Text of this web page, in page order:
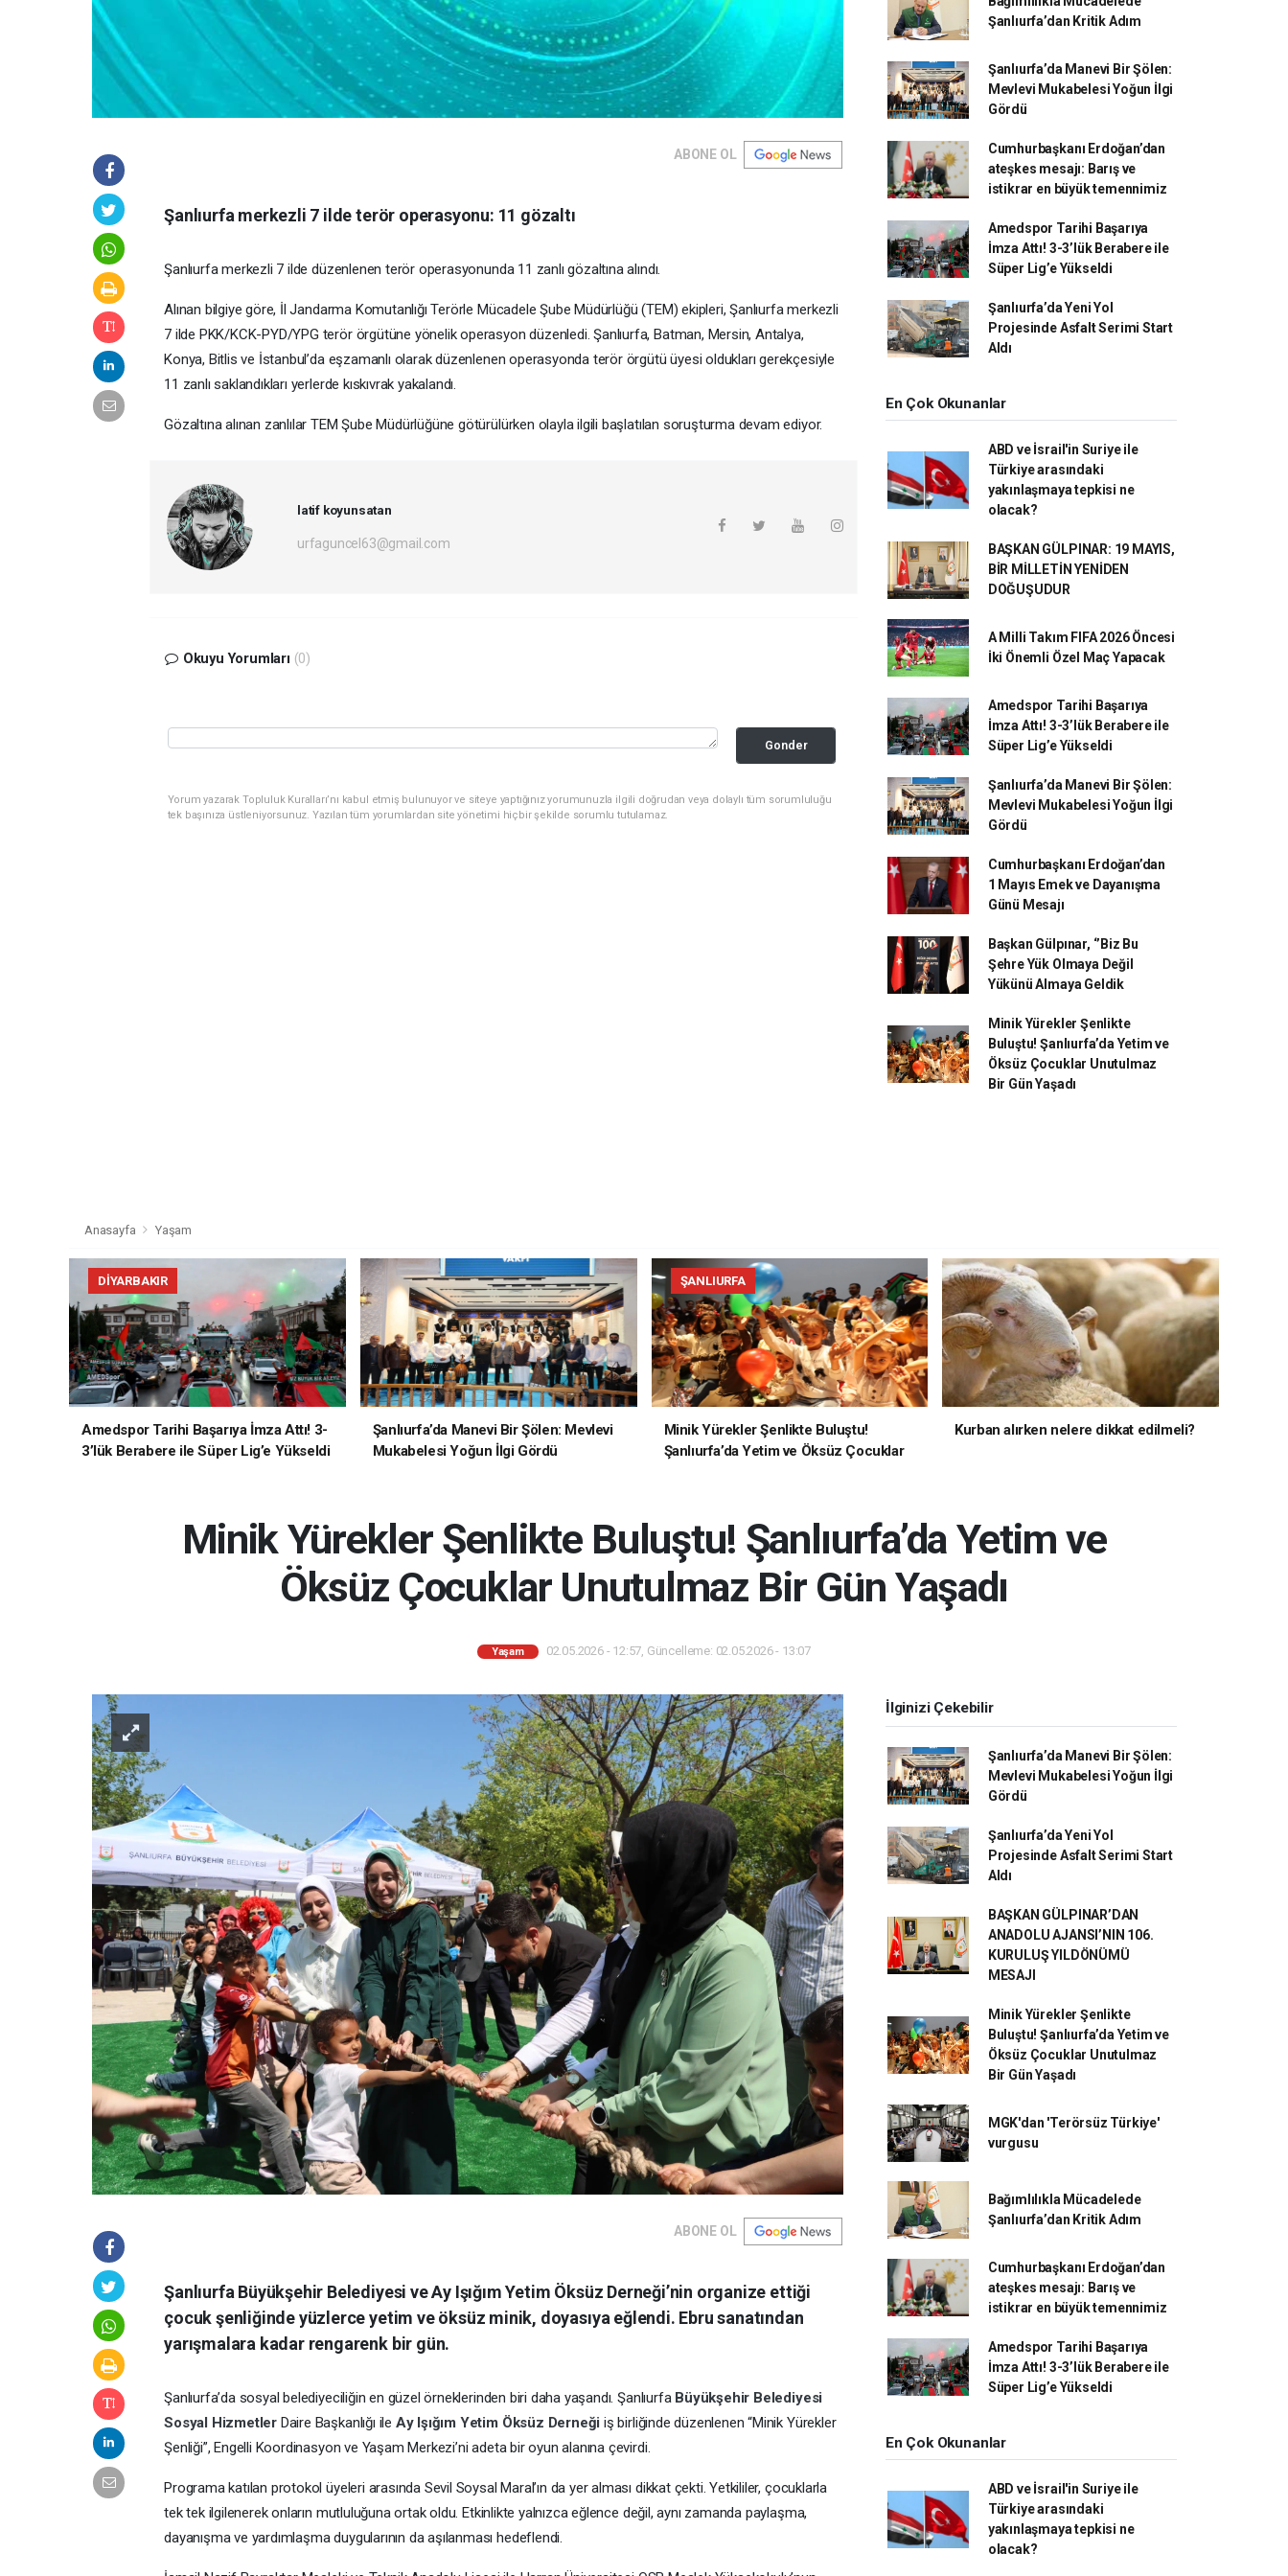
ABONE OL
Şanlıurfa merkezli 7 ilde terör operasyonu: 11 gözaltı
Şanlıurfa merkezli 7 ilde düzenlenen terör operasyonunda 11 zanlı gözaltına alındı.
Alınan bilgiye göre, İl Jandarma Komutanlığı Terörle Mücadele Şube Müdürlüğü (TEM) ekipleri, Şanlıurfa merkezli
7 ilde PKK/KCK-PYD/YPG terör örgütüne yönelik operasyon düzenledi. Şanlıurfa, Batman, Mersin, Antalya,
Konya, Bitlis ve İstanbul’da eşzamanlı olarak düzenlenen operasyonda terör örgütü üyesi oldukları gerekçesiyle
11 zanlı saklandıkları yerlerde kıskıvrak yakalandı.
Gözaltına alınan zanlılar TEM Şube Müdürlüğüne götürülürken olayla ilgili başlatılan soruşturma devam ediyor.
latif koyunsatan
urfaguncel63@gmail.com
Okuyu Yorumları (0)
Gonder
Yorum yazarak Topluluk Kuralları’nı kabul etmiş bulunuyor ve siteye yaptığınız yorumunuzla ilgili doğrudan veya dolaylı tüm sorumluluğu
tek başınıza üstleniyorsunuz. Yazılan tüm yorumlardan site yönetimi hiçbir şekilde sorumlu tutulamaz.
Şanlıurfa’dan Kritik Adım
Şanlıurfa’da Manevi Bir Şölen:
Mevlevi Mukabelesi Yoğun İlgi
Gördü
Cumhurbaşkanı Erdoğan’dan
ateşkes mesajı: Barış ve
istikrar en büyük temennimiz
Amedspor Tarihi Başarıya
İmza Attı! 3-3’lük Berabere ile
Süper Lig’e Yükseldi
Şanlıurfa’da Yeni Yol
Projesinde Asfalt Serimi Start
Aldı
En Çok Okunanlar
ABD ve İsrail'in Suriye ile
Türkiye arasındaki
yakınlaşmaya tepkisi ne
olacak?
BAŞKAN GÜLPINAR: 19 MAYIS,
BİR MİLLETİN YENİDEN
DOĞUŞUDUR
A Milli Takım FIFA 2026 Öncesi
İki Önemli Özel Maç Yapacak
Amedspor Tarihi Başarıya
İmza Attı! 3-3’lük Berabere ile
Süper Lig’e Yükseldi
Şanlıurfa’da Manevi Bir Şölen:
Mevlevi Mukabelesi Yoğun İlgi
Gördü
Cumhurbaşkanı Erdoğan’dan
1 Mayıs Emek ve Dayanışma
Günü Mesajı
Başkan Gülpınar, ‘’Biz Bu
Şehre Yük Olmaya Değil
Yükünü Almaya Geldik
Minik Yürekler Şenlikte
Buluştu! Şanlıurfa’da Yetim ve
Öksüz Çocuklar Unutulmaz
Bir Gün Yaşadı
Anasayfa Yaşam
DIYARBAKIR
Amedspor Tarihi Başarıya İmza Attı! 3-
3’lük Berabere ile Süper Lig’e Yükseldi
Şanlıurfa’da Manevi Bir Şölen: Mevlevi
Mukabelesi Yoğun İlgi Gördü
ŞANLIURFA
Minik Yürekler Şenlikte Buluştu!
Şanlıurfa’da Yetim ve Öksüz Çocuklar
Kurban alırken nelere dikkat edilmeli?
Minik Yürekler Şenlikte Buluştu! Şanlıurfa’da Yetim ve
Öksüz Çocuklar Unutulmaz Bir Gün Yaşadı
Yaşam 02.05.2026 - 12:57, Güncelleme: 02.05.2026 - 13:07
ABONE OL
Şanlıurfa Büyükşehir Belediyesi ve Ay Işığım Yetim Öksüz Derneği’nin organize ettiği
çocuk şenliğinde yüzlerce yetim ve öksüz minik, doyasıya eğlendi. Ebru sanatından
yarışmalara kadar rengarenk bir gün.
Şanlıurfa’da sosyal belediyeciliğin en güzel örneklerinden biri daha yaşandı. Şanlıurfa Büyükşehir Belediyesi
Sosyal Hizmetler Daire Başkanlığı ile Ay Işığım Yetim Öksüz Derneğiiş birliğinde düzenlenen “Minik Yürekler
Şenliği”, Engelli Koordinasyon ve Yaşam Merkezi’ni adeta bir oyun alanına çevirdi.
Programa katılan protokol üyeleri arasında Sevil Soysal Maral’ın da yer alması dikkat çekti. Yetkililer, çocuklarla
tek tek ilgilenerek onların mutluluğuna ortak oldu. Etkinlikte yalnızca eğlence değil, aynı zamanda paylaşma,
dayanışma ve yardımlaşma duygularının da aşılanması hedeflendi.
İlginizi Çekebilir
Şanlıurfa’da Manevi Bir Şölen:
Mevlevi Mukabelesi Yoğun İlgi
Gördü
Şanlıurfa’da Yeni Yol
Projesinde Asfalt Serimi Start
Aldı
BAŞKAN GÜLPINAR’DAN
ANADOLU AJANSI’NIN 106.
KURULUŞ YILDÖNÜMÜ
MESAJI
Minik Yürekler Şenlikte
Buluştu! Şanlıurfa’da Yetim ve
Öksüz Çocuklar Unutulmaz
Bir Gün Yaşadı
MGK'dan 'Terörsüz Türkiye'
vurgusu
Bağımlılıkla Mücadelede
Şanlıurfa’dan Kritik Adım
Cumhurbaşkanı Erdoğan’dan
ateşkes mesajı: Barış ve
istikrar en büyük temennimiz
Amedspor Tarihi Başarıya
İmza Attı! 3-3’lük Berabere ile
Süper Lig’e Yükseldi
En Çok Okunanlar
ABD ve İsrail'in Suriye ile
Türkiye arasındaki
yakınlaşmaya tepkisi ne
olacak?